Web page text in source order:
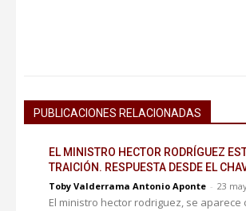
PUBLICACIONES RELACIONADAS
EL MINISTRO HECTOR RODRÍGUEZ
TRAICIÓN. RESPUESTA DESDE EL
Toby Valderrama Antonio Aponte - 23
El ministro hector rodriguez, se aparece